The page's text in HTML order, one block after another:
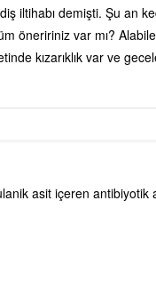
iltihabı demişti. Şu an
öneririniz var mı?
kızarıklık var ve
asit içeren antibiyotik